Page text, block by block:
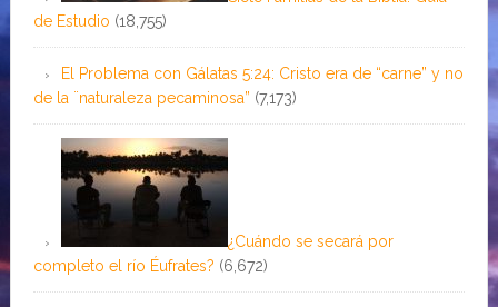
de Estudio (18,755)
El Problema con Gálatas 5:24: Cristo era de “carne” y no
de la ¨naturaleza pecaminosa” (7,173)
¿Cuándo se secará por
completo el río Éufrates? (6,672)